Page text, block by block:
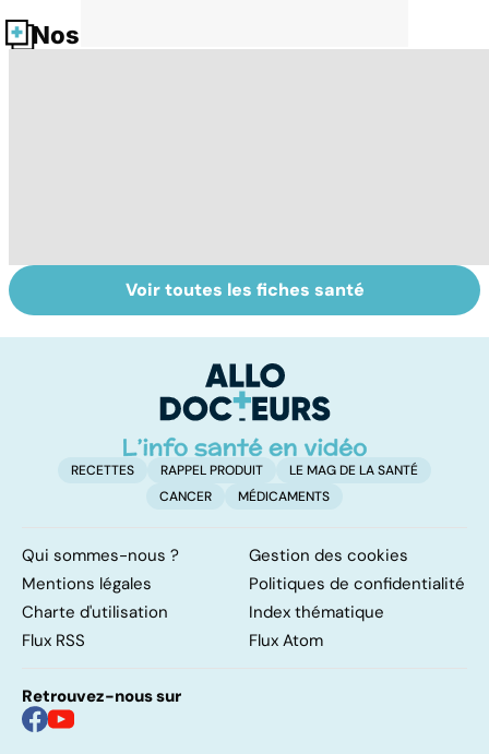
Nos fiches santé
Faire du sport à
domicile, c'est
Don de gamètes :
le pour et le
levée de
l'anonymat
Voir toutes les fiches santé
RECETTES RAPPEL PRODUIT
LE MAG DE LA SANTÉ
CANCER
MÉDICAMENTS
Qui sommes-nous ?
Gestion des cookies
Mentions légales
Politiques de confidentialité
Charte d'utilisation
Index thématique
Flux RSS
Flux Atom
Retrouvez-nous sur